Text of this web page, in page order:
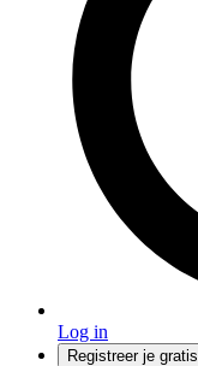
Log in
Registreer je gratis